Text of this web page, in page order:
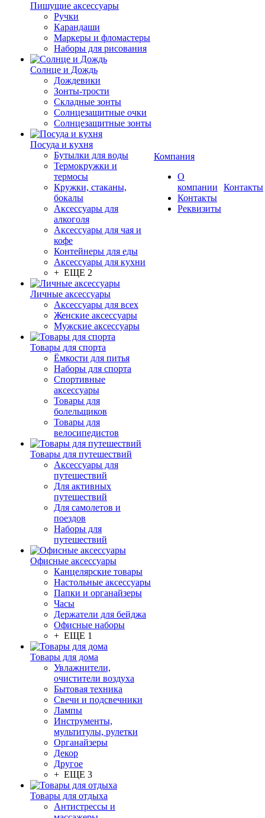
Пишущие аксессуары
Ручки
Карандаши
Маркеры и фломастеры
Наборы для рисования
Солнце и Дождь
Дождевики
Зонты-трости
Складные зонты
Солнцезащитные очки
Солнцезащитные зонты
Посуда и кухня
Бутылки для воды
Термокружки и
термосы
Кружки, стаканы,
бокалы
Аксессуары для
алкоголя
Аксессуары для чая и
кофе
Контейнеры для еды
Аксессуары для кухни
+ ЕЩЕ 2
Личные аксессуары
Аксессуары для всех
Женские аксессуары
Мужские аксессуары
Товары для спорта
Ёмкости для питья
Наборы для спорта
Спортивные
аксессуары
Товары для
болельщиков
Товары для
велосипедистов
Товары для путешествий
Аксессуары для
путешествий
Для активных
путешествий
Для самолетов и
поездов
Наборы для
путешествий
Офисные аксессуары
Канцелярские товары
Настольные аксессуары
Папки и органайзеры
Часы
Держатели для бейджа
Офисные наборы
+ ЕЩЕ 1
Товары для дома
Увлажнители,
очистители воздуха
Бытовая техника
Свечи и подсвечники
Лампы
Инструменты,
мультитулы, рулетки
Органайзеры
Декор
Другое
+ ЕЩЕ 3
Товары для отдыха
Антистрессы и
Компания
О
компании
Контакты
Реквизиты
Контакты